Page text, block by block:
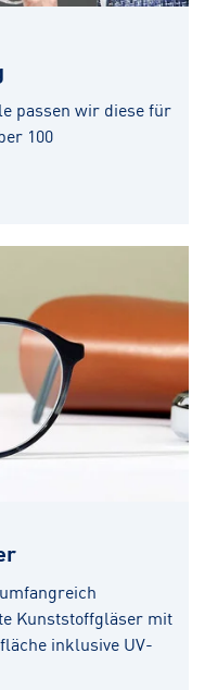
passen wir diese für
100
Kunststoffgläser mit
inklusive UV-